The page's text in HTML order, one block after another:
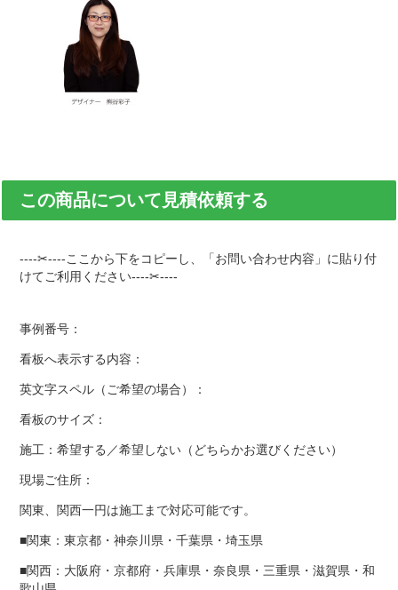
この商品について見積依頼する
----✂----ここから下をコピーし、「お問い合わせ内容」に貼り付
けてご利用ください----✂----
事例番号：
看板へ表示する内容：
英文字スペル（ご希望の場合）：
看板のサイズ：
施工：希望する／希望しない（どちらかお選びください）
現場ご住所：
関東、関西一円は施工まで対応可能です。
■関東：東京都・神奈川県・千葉県・埼玉県
■関西：大阪府・京都府・兵庫県・奈良県・三重県・滋賀県・和